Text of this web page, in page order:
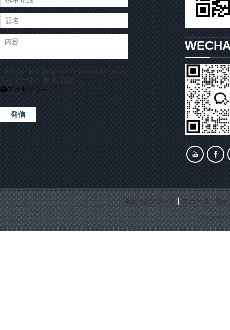
.rar/.zip/.jpg/.png/.gif/.doc/.xls/.pdf のみ
をサポート、最大 20M
アクセサリー
発信
私たちについて ニュース
私